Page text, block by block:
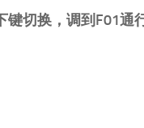
键切换，调到F01通